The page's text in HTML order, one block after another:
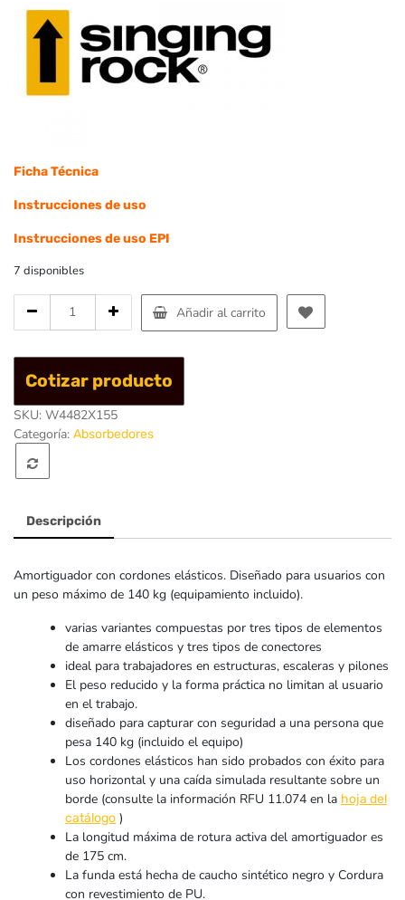
Ficha Técnica
Instrucciones de uso
Instrucciones de uso EPI
7 disponibles
Reactor
140
"Y"
155cm/K353
Añadir al carrito
Cotizar producto
SKU: W4482X155
Categoría: Absorbedores
Descripción
Amortiguador con cordones elásticos. Diseñado para usuarios con
un peso máximo de 140 kg (equipamiento incluido).
varias variantes compuestas por tres tipos de elementos
de amarre elásticos y tres tipos de conectores
ideal para trabajadores en estructuras, escaleras y pilones
El peso reducido y la forma práctica no limitan al usuario
en el trabajo.
diseñado para capturar con seguridad a una persona que
pesa 140 kg (incluido el equipo)
Los cordones elásticos han sido probados con éxito para
uso horizontal y una caída simulada resultante sobre un
borde (consulte la información RFU 11.074 en la hoja del
catálogo )
La longitud máxima de rotura activa del amortiguador es
de 175 cm.
La funda está hecha de caucho sintético negro y Cordura
con revestimiento de PU.